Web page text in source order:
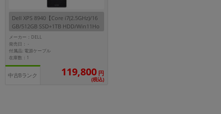
Dell XPS 8940【Core i7(2.5GHz)/16
GB/512GB SSD+1TB HDD/Win11Ho
me】
メーカー：DELL
発売日：-
付属品: 電源ケーブル
在庫数：1
中古Bランク 119,800 円
(税込)